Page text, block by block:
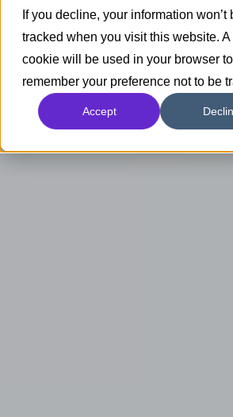
If you decline, your information won’t
tracked when you visit this website.
cookie will be used in your browser to
remember your preference not to be
Accept